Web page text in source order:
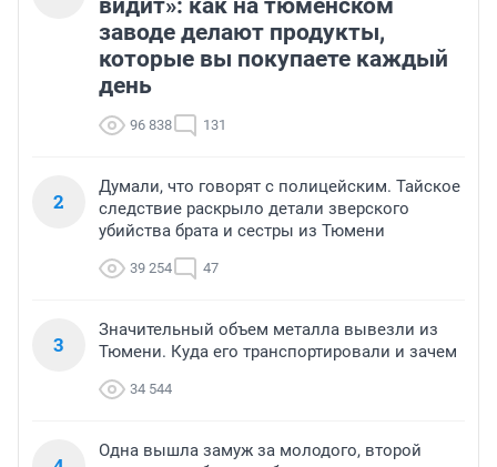
видит»: как на тюменском
заводе делают продукты,
которые вы покупаете каждый
день
96 838 131
2
Думали, что говорят с полицейским. Тайское
следствие раскрыло детали зверского
убийства брата и сестры из Тюмени
39 254 47
3
Значительный объем металла вывезли из
Тюмени. Куда его транспортировали и зачем
34 544
Одна вышла замуж за молодого, второй